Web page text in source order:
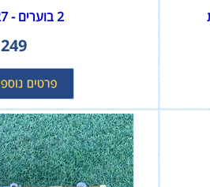
2 בוערים - 50X27 ס"מ
249